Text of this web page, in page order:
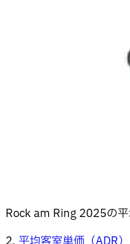
Rock am Ring 2025の平